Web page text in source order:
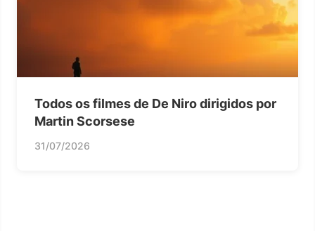
Todos os filmes de De Niro dirigidos por
Martin Scorsese
31/07/2026